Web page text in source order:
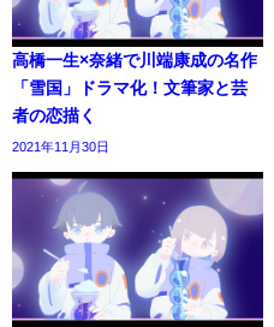
高橋一生×奈緒で川端康成の名作
「雪国」ドラマ化！文筆家と芸
者の恋描く
2021年11月30日